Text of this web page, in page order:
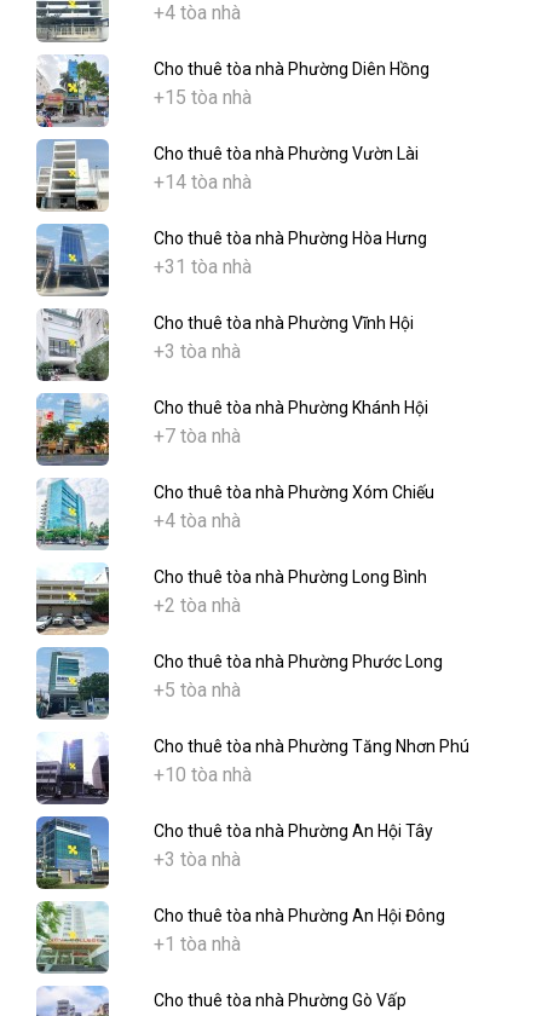
+4 tòa nhà
Cho thuê tòa nhà Phường Diên Hồng
+15 tòa nhà
Cho thuê tòa nhà Phường Vườn Lài
+14 tòa nhà
Cho thuê tòa nhà Phường Hòa Hưng
+31 tòa nhà
Cho thuê tòa nhà Phường Vĩnh Hội
+3 tòa nhà
Cho thuê tòa nhà Phường Khánh Hội
+7 tòa nhà
Cho thuê tòa nhà Phường Xóm Chiếu
+4 tòa nhà
Cho thuê tòa nhà Phường Long Bình
+2 tòa nhà
Cho thuê tòa nhà Phường Phước Long
+5 tòa nhà
Cho thuê tòa nhà Phường Tăng Nhơn Phú
+10 tòa nhà
Cho thuê tòa nhà Phường An Hội Tây
+3 tòa nhà
Cho thuê tòa nhà Phường An Hội Đông
+1 tòa nhà
Cho thuê tòa nhà Phường Gò Vấp